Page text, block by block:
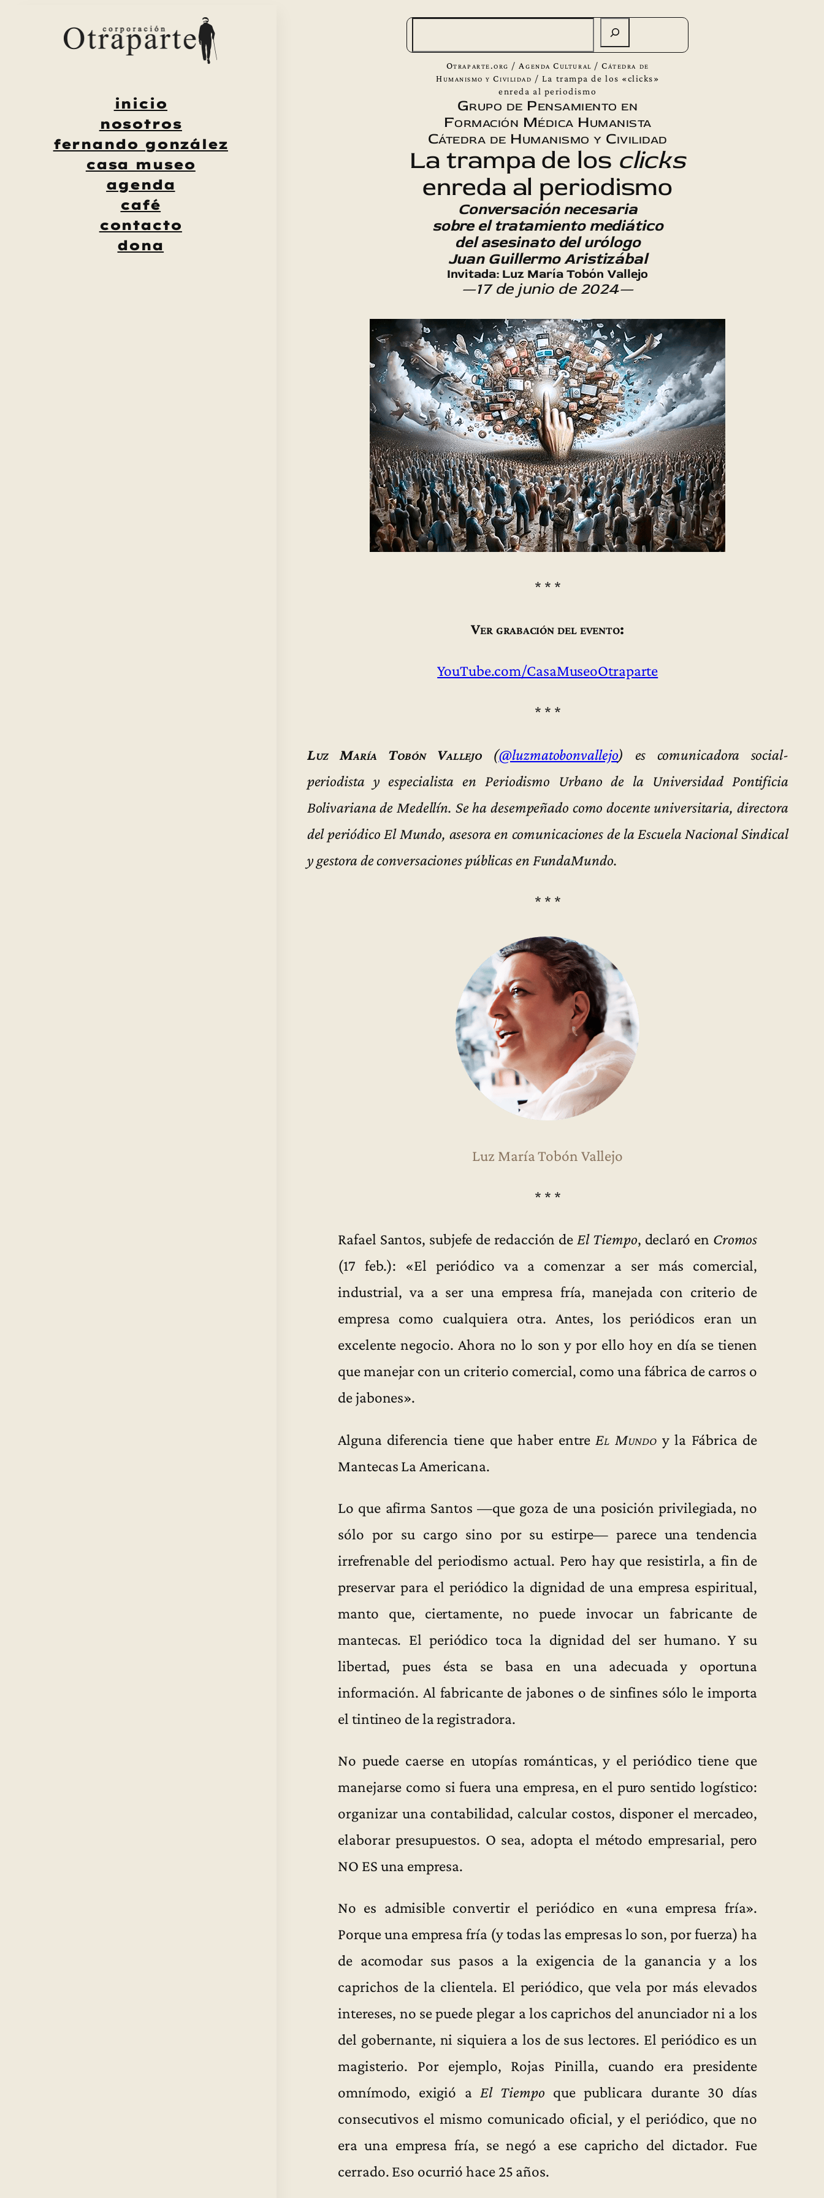
inicio
nosotros
fernando gonzález
casa museo
agenda
café
contacto
dona
Otraparte.org / Agenda Cultural /Cátedra de
Humanismo y Civilidad / La trampa de los «clicks»
enreda al periodismo
Grupo de Pensamiento en
Formación Médica Humanista
Cátedra de Humanismo y Civilidad
La trampa de los clicks
enreda al periodismo
Conversación necesaria
sobre el tratamiento mediático
del asesinato del urólogo
Juan Guillermo Aristizábal
Invitada: Luz María Tobón Vallejo
—17 de junio de 2024—
* * *
Ver grabación del evento:
YouTube.com/CasaMuseoOtraparte
* * *
Luz María Tobón Vallejo (@luzmatobonvallejo) es comunicadora social-
periodista y especialista en Periodismo Urbano de la Universidad Pontificia
Bolivariana de Medellín. Se ha desempeñado como docente universitaria, directora
del periódico El Mundo, asesora en comunicaciones de la Escuela Nacional Sindical
y gestora de conversaciones públicas en FundaMundo.
* * *
Luz María Tobón Vallejo
* * *
Rafael Santos, subjefe de redacción de El Tiempo, declaró en Cromos
(17 feb.): «El periódico va a comenzar a ser más comercial,
industrial, va a ser una empresa fría, manejada con criterio de
empresa como cualquiera otra. Antes, los periódicos eran un
excelente negocio. Ahora no lo son y por ello hoy en día se tienen
que manejar con un criterio comercial, como una fábrica de carros o
de jabones».
Alguna diferencia tiene que haber entre El Mundo y la Fábrica de
Mantecas La Americana.
Lo que afirma Santos —que goza de una posición privilegiada, no
sólo por su cargo sino por su estirpe— parece una tendencia
irrefrenable del periodismo actual. Pero hay que resistirla, a fin de
preservar para el periódico la dignidad de una empresa espiritual,
manto que, ciertamente, no puede invocar un fabricante de
mantecas. El periódico toca la dignidad del ser humano. Y su
libertad, pues ésta se basa en una adecuada y oportuna
información. Al fabricante de jabones o de sinfines sólo le importa
el tintineo de la registradora.
No puede caerse en utopías románticas, y el periódico tiene que
manejarse como si fuera una empresa, en el puro sentido logístico:
organizar una contabilidad, calcular costos, disponer el mercadeo,
elaborar presupuestos. O sea, adopta el método empresarial, pero
NO ES una empresa.
No es admisible convertir el periódico en «una empresa fría».
Porque una empresa fría (y todas las empresas lo son, por fuerza) ha
de acomodar sus pasos a la exigencia de la ganancia y a los
caprichos de la clientela. El periódico, que vela por más elevados
intereses, no se puede plegar a los caprichos del anunciador ni a los
del gobernante, ni siquiera a los de sus lectores. El periódico es un
magisterio. Por ejemplo, Rojas Pinilla, cuando era presidente
omnímodo, exigió a El Tiempo que publicara durante 30 días
consecutivos el mismo comunicado oficial, y el periódico, que no
era una empresa fría, se negó a ese capricho del dictador. Fue
cerrado. Eso ocurrió hace 25 años.